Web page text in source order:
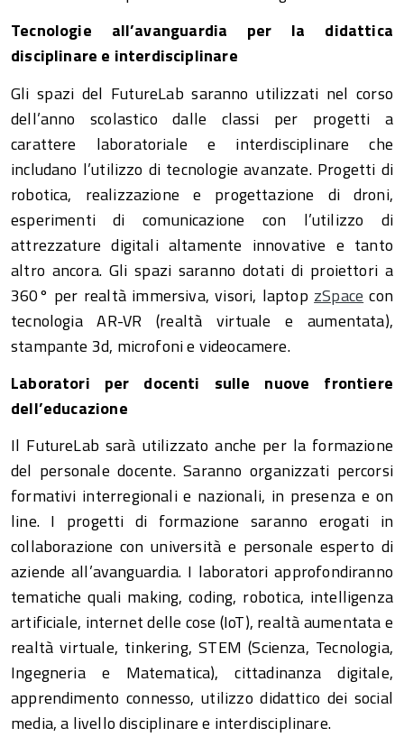
Tecnologie all’avanguardia per la didattica
disciplinare e interdisciplinare
Gli spazi del FutureLab saranno utilizzati nel corso
dell’anno scolastico dalle classi per progetti a
carattere laboratoriale e interdisciplinare che
includano l’utilizzo di tecnologie avanzate. Progetti di
robotica, realizzazione e progettazione di droni,
esperimenti di comunicazione con l’utilizzo di
attrezzature digitali altamente innovative e tanto
altro ancora. Gli spazi saranno dotati di proiettori a
360° per realtà immersiva, visori, laptop zSpace con
tecnologia AR-VR (realtà virtuale e aumentata),
stampante 3d, microfoni e videocamere.
Laboratori per docenti sulle nuove frontiere
dell’educazione
Il FutureLab sarà utilizzato anche per la formazione
del personale docente. Saranno organizzati percorsi
formativi interregionali e nazionali, in presenza e on
line. I progetti di formazione saranno erogati in
collaborazione con università e personale esperto di
aziende all’avanguardia. I laboratori approfondiranno
tematiche quali making, coding, robotica, intelligenza
artificiale, internet delle cose (IoT), realtà aumentata e
realtà virtuale, tinkering, STEM (Scienza, Tecnologia,
Ingegneria e Matematica), cittadinanza digitale,
apprendimento connesso, utilizzo didattico dei social
media, a livello disciplinare e interdisciplinare.